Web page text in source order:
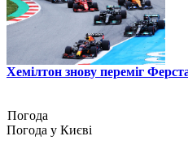
Хемілтон знову переміг
Погода
Погода у Києві